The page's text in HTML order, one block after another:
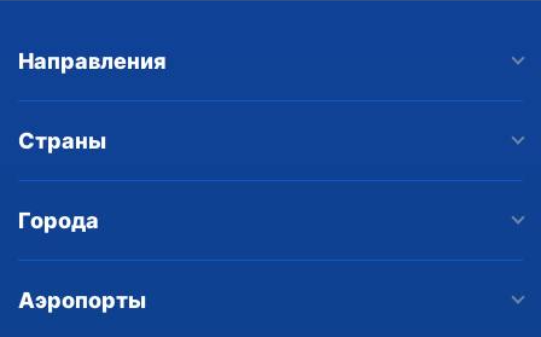
Направления
Страны
Города
Аэропорты